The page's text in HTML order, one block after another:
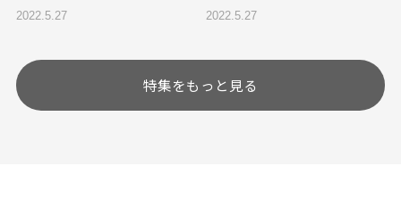
2022.5.27 2022.5.27
特集をもっと見る